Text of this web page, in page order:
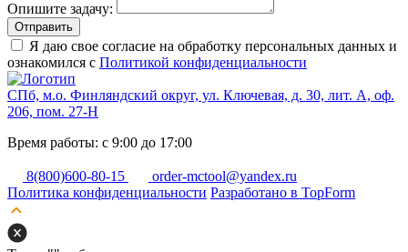
Опишите задачу:
Отправить
Я даю свое согласие на обработку персональных данных и
ознакомился с Политикой конфиденциальности
СПб, м.о. Финляндский округ, ул. Ключевая, д. 30, лит. А, оф.
206, пом. 27-Н
Время работы: с 9:00 до 17:00
8(800)600-80-15
order-mctool@yandex.ru
Политика конфиденциальности Разработано в TopForm